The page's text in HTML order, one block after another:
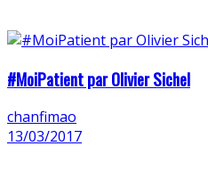
#MoiPatient par Olivier Sichel
chanfimao
13/03/2017